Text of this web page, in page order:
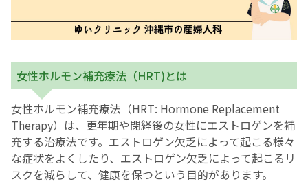
女性ホルモン補充療法（HRT)とは
女性ホルモン補充療法（HRT: Hormone Replacement
Therapy）は、更年期や閉経後の女性にエストロゲンを補
充する治療法です。エストロゲン欠乏によって起こる様々
な症状をよくしたり、エストロゲン欠乏によって起こるリ
スクを減らして、健康を保つという目的があります。
予防接種
遠方にお住まいで当院での出産を希望される方へ
医師プロフィール